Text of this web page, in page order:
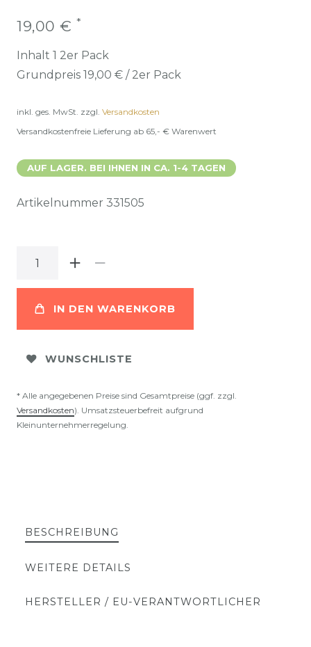
19,00 € *
Inhalt 1 2er Pack
Grundpreis 19,00 € / 2er Pack
inkl. ges. MwSt. zzgl. Versandkosten
Versandkostenfreie Lieferung ab 65,- € Warenwert
AUF LAGER. BEI IHNEN IN CA. 1-4 TAGEN
Artikelnummer 331505
IN DEN WARENKORB
WUNSCHLISTE
* Alle angegebenen Preise sind Gesamtpreise (ggf. zzgl.
Versandkosten). Umsatzsteuerbefreit aufgrund
Kleinunternehmerregelung.
BESCHREIBUNG
WEITERE DETAILS
HERSTELLER / EU-VERANTWORTLICHER